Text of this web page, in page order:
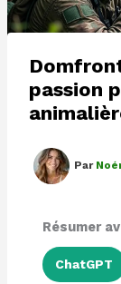
passion
Par
Résumer
ChatGPT